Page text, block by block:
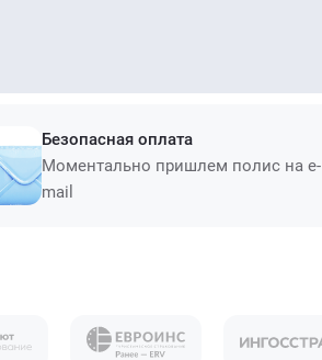
Безопасная оплата
Моментально пришлем полис на e-
mail